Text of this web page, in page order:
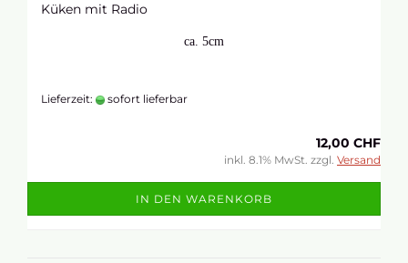
Küken mit Radio
ca. 5cm
Lieferzeit: sofort lieferbar
12,00 CHF
inkl. 8.1% MwSt. zzgl. Versand
IN DEN WARENKORB